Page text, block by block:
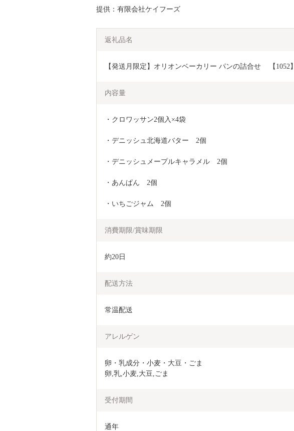
提供：有限会社ケイフーズ
返礼品名
【発送月限定】オリオンベーカリー パンの詰合せ    【1052】
内容量
・クロワッサン2個入×4袋
・デニッシュ北海道バター　2個
・デニッシュメープルキャラメル　2個
・あんぱん　2個
・いちごジャム　2個
消費期限/賞味期限
約20日
配送方法
常温配送
アレルゲン
卵・乳成分・小麦・大豆・ごま
卵,乳,小麦,大豆,ごま
受付期間
通年